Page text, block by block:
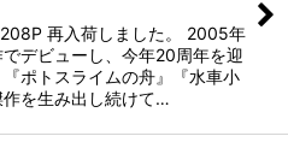
再入荷しました。 2005年
デビューし、今年20周年を迎
ポトスライムの舟』『水車小
を生み出し続けて…